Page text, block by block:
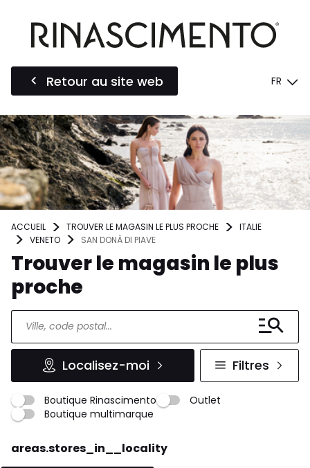
Retour au site web FR
ACCUEIL TROUVER LE MAGASIN LE PLUS PROCHE
ITALIE
VENETO
SAN DONÀ DI PIAVE
Trouver le magasin le plus
proche
Localisez-moi Filtres
Boutique Rinascimento
Outlet
Boutique multimarque
areas.stores_in__locality